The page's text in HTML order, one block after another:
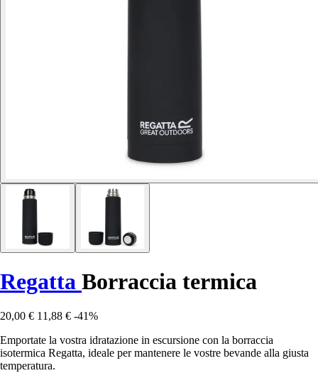
Regatta Borraccia termica
20,00 € 11,88 € -41%
Emportate la vostra idratazione in escursione con la borraccia
isotermica Regatta, ideale per mantenere le vostre bevande alla giusta
temperatura.